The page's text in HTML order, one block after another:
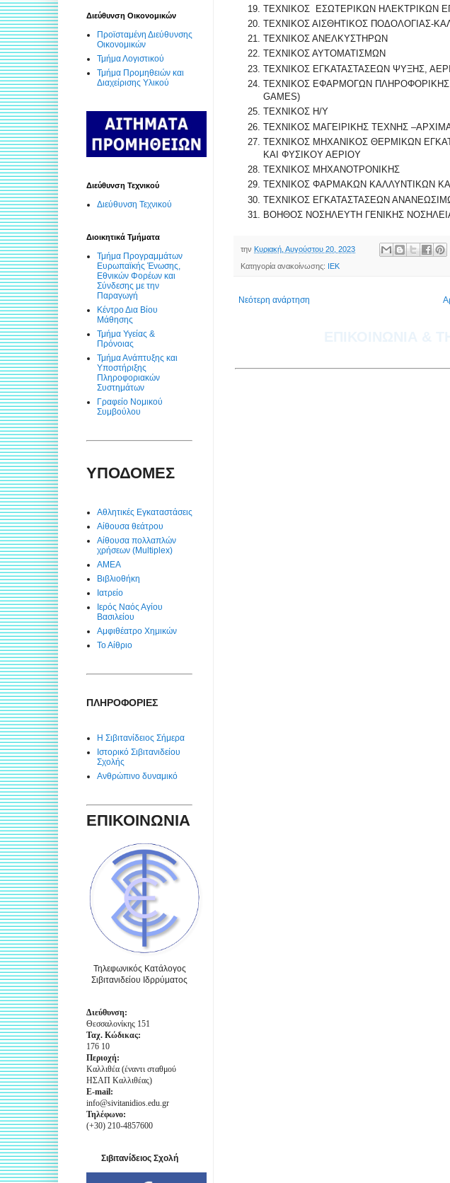
ΤΕΧΝΙΚΟΣ ΕΣΩΤΕΡΙΚΩΝ ΗΛΕΚΤΡΙΚΩΝ
ΤΕΧΝΙΚΟΣ ΑΙΣΘΗΤΙΚΟΣ ΠΟΔΟΛΟΓΙΑΣ-
ΤΕΧΝΙΚΟΣ ΑΝΕΛΚΥΣΤΗΡΩΝ
ΤΕΧΝΙΚΟΣ ΑΥΤΟΜΑΤΙΣΜΩΝ
ΤΕΧΝΙΚΟΣ ΕΓΚΑΤΑΣΤΑΣΕΩΝ ΨΥΞΗΣ,
ΤΕΧΝΙΚΟΣ ΕΦΑΡΜΟΓΩΝ ΠΛΗΡΟΦΟΡΙΚΗΣ
GAMES)
ΤΕΧΝΙΚΟΣ Η/Υ
ΤΕΧΝΙΚΟΣ ΜΑΓΕΙΡΙΚΗΣ ΤΕΧΝΗΣ
ΤΕΧΝΙΚΟΣ ΜΗΧΑΝΙΚΟΣ ΘΕΡΜΙΚΩΝ
ΚΑΙ ΦΥΣΙΚΟΥ ΑΕΡΙΟΥ
ΤΕΧΝΙΚΟΣ ΜΗΧΑΝΟΤΡΟΝΙΚΗΣ
ΤΕΧΝΙΚΟΣ ΦΑΡΜΑΚΩΝ ΚΑΛΛΥΝΤΙΚΩΝ
ΤΕΧΝΙΚΟΣ ΕΓΚΑΤΑΣΤΑΣΕΩΝ
ΒΟΗΘΟΣ ΝΟΣΗΛΕΥΤΗ ΓΕΝΙΚΗΣ
την Κυριακή, Αυγούστου 20, 2023
Κατηγορία ανακοίνωσης: ΙΕΚ
Νεότερη ανάρτηση
Διεύθυνση Οικονομικών
Προϊσταμένη Διεύθυνσης
Οικονομικών
Τμήμα Λογιστικού
Τμήμα Προμηθειών και
Διαχείρισης Υλικού
Διεύθυνση Τεχνικού
Διεύθυνση Τεχνικού
Διοικητικά Τμήματα
Τμήμα Προγραμμάτων
Ευρωπαϊκής Ένωσης,
Εθνικών Φορέων και
Σύνδεσης με την
Παραγωγή
Κέντρο Δια Βίου
Μάθησης
Τμήμα Υγείας &
Πρόνοιας
Τμήμα Ανάπτυξης και
Υποστήριξης
Πληροφοριακών
Συστημάτων
Γραφείο Νομικού
Συμβούλου
ΥΠΟΔΟΜΕΣ
Αθλητικές Εγκαταστάσεις
Αίθουσα θεάτρου
Αίθουσα πολλαπλών
χρήσεων (Multiplex)
ΑΜΕΑ
Βιβλιοθήκη
Ιατρείο
Ιερός Ναός Αγίου
Βασιλείου
Αμφιθέατρο Χημικών
Το Αίθριο
ΠΛΗΡΟΦΟΡΙΕΣ
Η Σιβιτανίδειος Σήμερα
Ιστορικό Σιβιτανιδείου
Σχολής
Ανθρώπινο δυναμικό
ΕΠΙΚΟΙΝΩΝΙΑ
Τηλεφωνικός Κατάλογος
Σιβιτανιδείου Ιδρρύματος
Διεύθυνση:
Θεσσαλονίκης 151
Ταχ. Κώδικας:
176 10
Περιοχή:
Καλλιθέα (έναντι σταθμού
ΗΣΑΠ Καλλιθέας)
E-mail:
info@sivitanidios.edu.gr
Τηλέφωνο:
(+30) 210-4857600
Σιβιτανίδειος Σχολή